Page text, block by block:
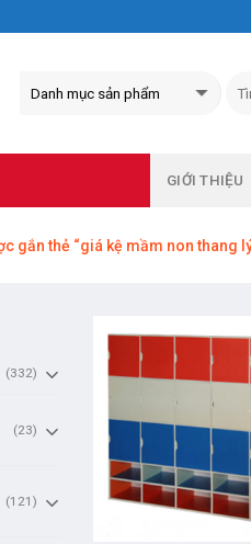
GIỚI THIỆU
gắn thẻ “giá kệ mầm non thang
(332)
(23)
(121)